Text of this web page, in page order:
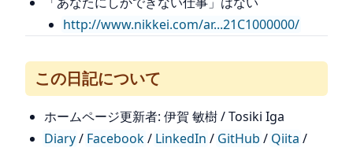
http://www.nikkei.com/ar...21C1000000/
この日記について
ホームページ更新者: 伊賀 敏樹 / Tosiki Iga
Diary/ Facebook/ LinkedIn / GitHub / Qiita /